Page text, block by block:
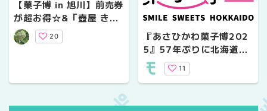
【菓子博 in 旭川】前売券
が超お得☆&「壺屋 き花
の杜」を体験せよ！
20
『あさひかわ菓子博202
5』57年ぶりに北海道の
旭川市で開催！
11